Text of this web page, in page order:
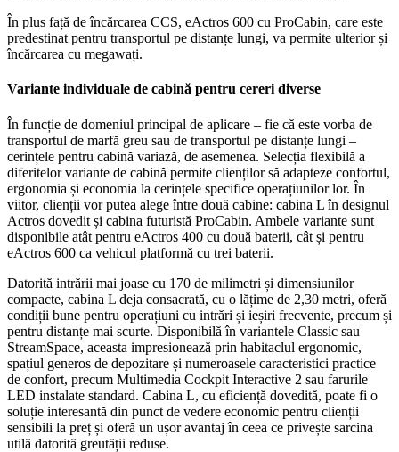
În plus față de încărcarea CCS, eActros 600 cu ProCabin, care este
predestinat pentru transportul pe distanțe lungi, va permite ulterior și
încărcarea cu megawați.
Variante individuale de cabină pentru cereri diverse
În funcție de domeniul principal de aplicare – fie că este vorba de
transportul de marfă greu sau de transportul pe distanțe lungi –
cerințele pentru cabină variază, de asemenea. Selecția flexibilă a
diferitelor variante de cabină permite clienților să adapteze confortul,
ergonomia și economia la cerințele specifice operațiunilor lor. În
viitor, clienții vor putea alege între două cabine: cabina L în designul
Actros dovedit și cabina futuristă ProCabin. Ambele variante sunt
disponibile atât pentru eActros 400 cu două baterii, cât și pentru
eActros 600 ca vehicul platformă cu trei baterii.
Datorită intrării mai joase cu 170 de milimetri și dimensiunilor
compacte, cabina L deja consacrată, cu o lățime de 2,30 metri, oferă
condiții bune pentru operațiuni cu intrări și ieșiri frecvente, precum și
pentru distanțe mai scurte. Disponibilă în variantele Classic sau
StreamSpace, aceasta impresionează prin habitaclul ergonomic,
spațiul generos de depozitare și numeroasele caracteristici practice
de confort, precum Multimedia Cockpit Interactive 2 sau farurile
LED instalate standard. Cabina L, cu eficiență dovedită, poate fi o
soluție interesantă din punct de vedere economic pentru clienții
sensibili la preț și oferă un ușor avantaj în ceea ce privește sarcina
utilă datorită greutății reduse.